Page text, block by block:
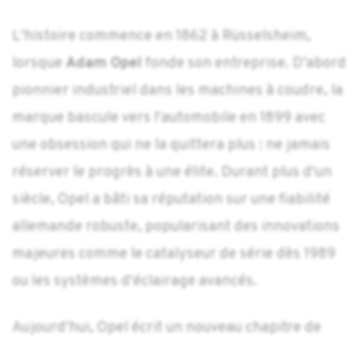
L'histoire commence en 1862 à Rüsselsheim,
lorsque Adam Opel fonde son entreprise. D’abord
pionnier industriel dans les machines à coudre, la
marque bascule vers l'automobile en 1899 avec
une obsession qui ne la quittera plus : ne jamais
réserver le progrès à une élite. Durant plus d'un
siècle, Opel a bâti sa réputation sur une fiabilité
allemande robuste, popularisant des innovations
majeures comme le catalyseur de série dès 1989
ou les systèmes d'éclairage avancés.
Aujourd'hui, Opel écrit un nouveau chapitre de